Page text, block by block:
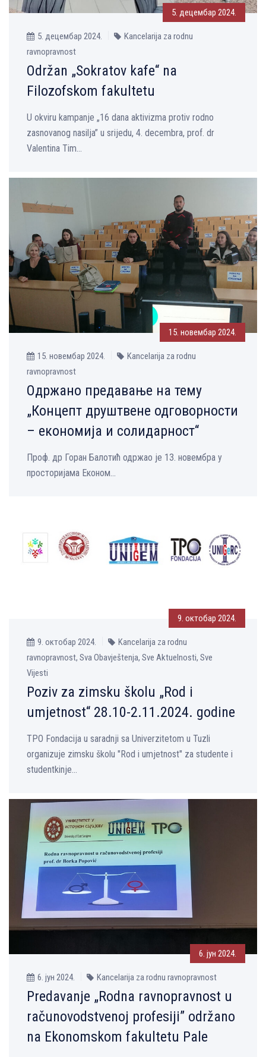
5. децембар 2024.
5. децембар 2024.
Kancelarija za rodnu
ravnopravnost
Održan „Sokratov kafe“ na
Filozofskom fakultetu
U okviru kampanje „16 dana aktivizma protiv rodno
zasnovanog nasilja” u srijedu, 4. decembra, prof. dr
Valentina Tim...
15. новембар 2024.
15. новембар 2024.
Kancelarija za rodnu
ravnopravnost
Oдржано предавање на тему
„Концепт друштвене одговорности
– економија и солидарност“
Проф. др Горан Балотић одржао је 13. новембра у
просторијама Економ...
9. октобар 2024.
9. октобар 2024.
Kancelarija za rodnu
ravnopravnost, Sva Obavještenja, Sve Aktuelnosti, Sve
Vijesti
Poziv za zimsku školu „Rod i
umjetnost“ 28.10-2.11.2024. godine
TPO Fondacija u saradnji sa Univerzitetom u Tuzli
organizuje zimsku školu "Rod i umjetnost" za studente i
studentkinje...
6. јун 2024.
6. јун 2024. Kancelarija za rodnu ravnopravnost
Predavanje „Rodna ravnopravnost u
računovodstvenoj profesiji” održano
na Ekonomskom fakultetu Pale